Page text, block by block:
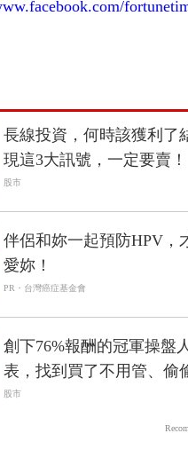
長線投資，何時該獲利了
現這3大訊號，一定要賣！
股市
伴侶和妳一起預防HPV，
愛妳！
PR・台灣癌症基金會
創下76%報酬的冠軍操盤
表，找到買了不用管、偷
股票
股市